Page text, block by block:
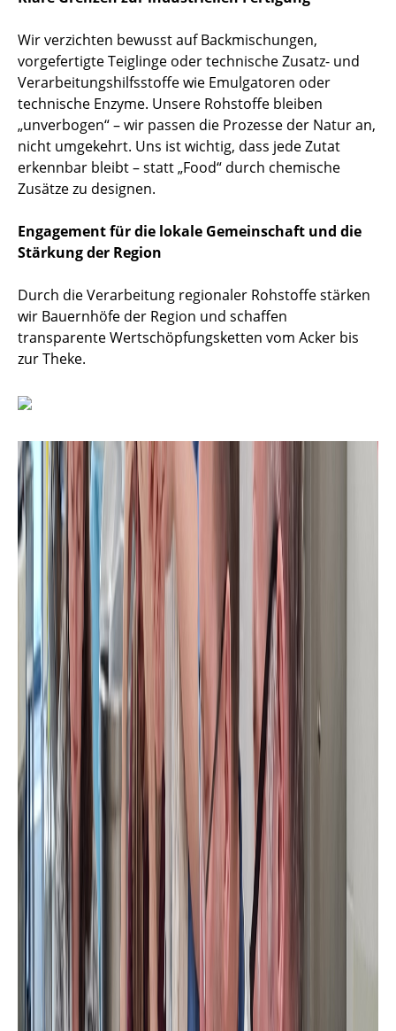
Wir verzichten bewusst auf Backmischungen,
vorgefertigte Teiglinge oder technische Zusatz- und
Verarbeitungshilfsstoffe wie Emulgatoren oder
technische Enzyme. Unsere Rohstoffe bleiben
„unverbogen“ – wir passen die Prozesse der Natur an,
nicht umgekehrt. Uns ist wichtig, dass jede Zutat
erkennbar bleibt – statt „Food“ durch chemische
Zusätze zu designen.
Engagement für die lokale Gemeinschaft und die
Stärkung der Region
Durch die Verarbeitung regionaler Rohstoffe stärken
wir Bauernhöfe der Region und schaffen
transparente Wertschöpfungsketten vom Acker bis
zur Theke.